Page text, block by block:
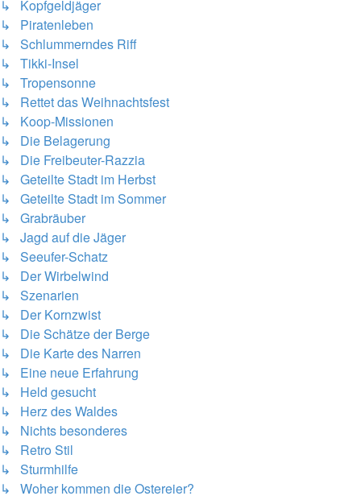
↳ Kopfgeldjäger
↳ Piratenleben
↳ Schlummerndes Riff
↳ Tikki-Insel
↳ Tropensonne
↳ Rettet das Weihnachtsfest
↳ Koop-Missionen
↳ Die Belagerung
↳ Die Freibeuter-Razzia
↳ Geteilte Stadt im Herbst
↳ Geteilte Stadt im Sommer
↳ Grabräuber
↳ Jagd auf die Jäger
↳ Seeufer-Schatz
↳ Der Wirbelwind
↳ Szenarien
↳ Der Kornzwist
↳ Die Schätze der Berge
↳ Die Karte des Narren
↳ Eine neue Erfahrung
↳ Held gesucht
↳ Herz des Waldes
↳ Nichts besonderes
↳ Retro Stil
↳ Sturmhilfe
↳ Woher kommen die Ostereier?